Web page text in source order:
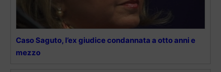
Caso Saguto, l’ex giudice condannata a otto anni e
mezzo